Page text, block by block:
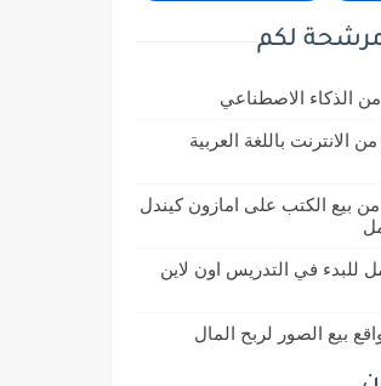
لكم
الذكاء الاصطناعي
الانترنت باللغة العربية
من بيع الكتب على امازون كيندل
للبدء في التدريس اون لاين